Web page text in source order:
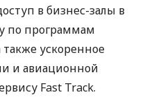
в бизнес-залы в
по программам
также ускоренное
и авиационной
Fast Track.